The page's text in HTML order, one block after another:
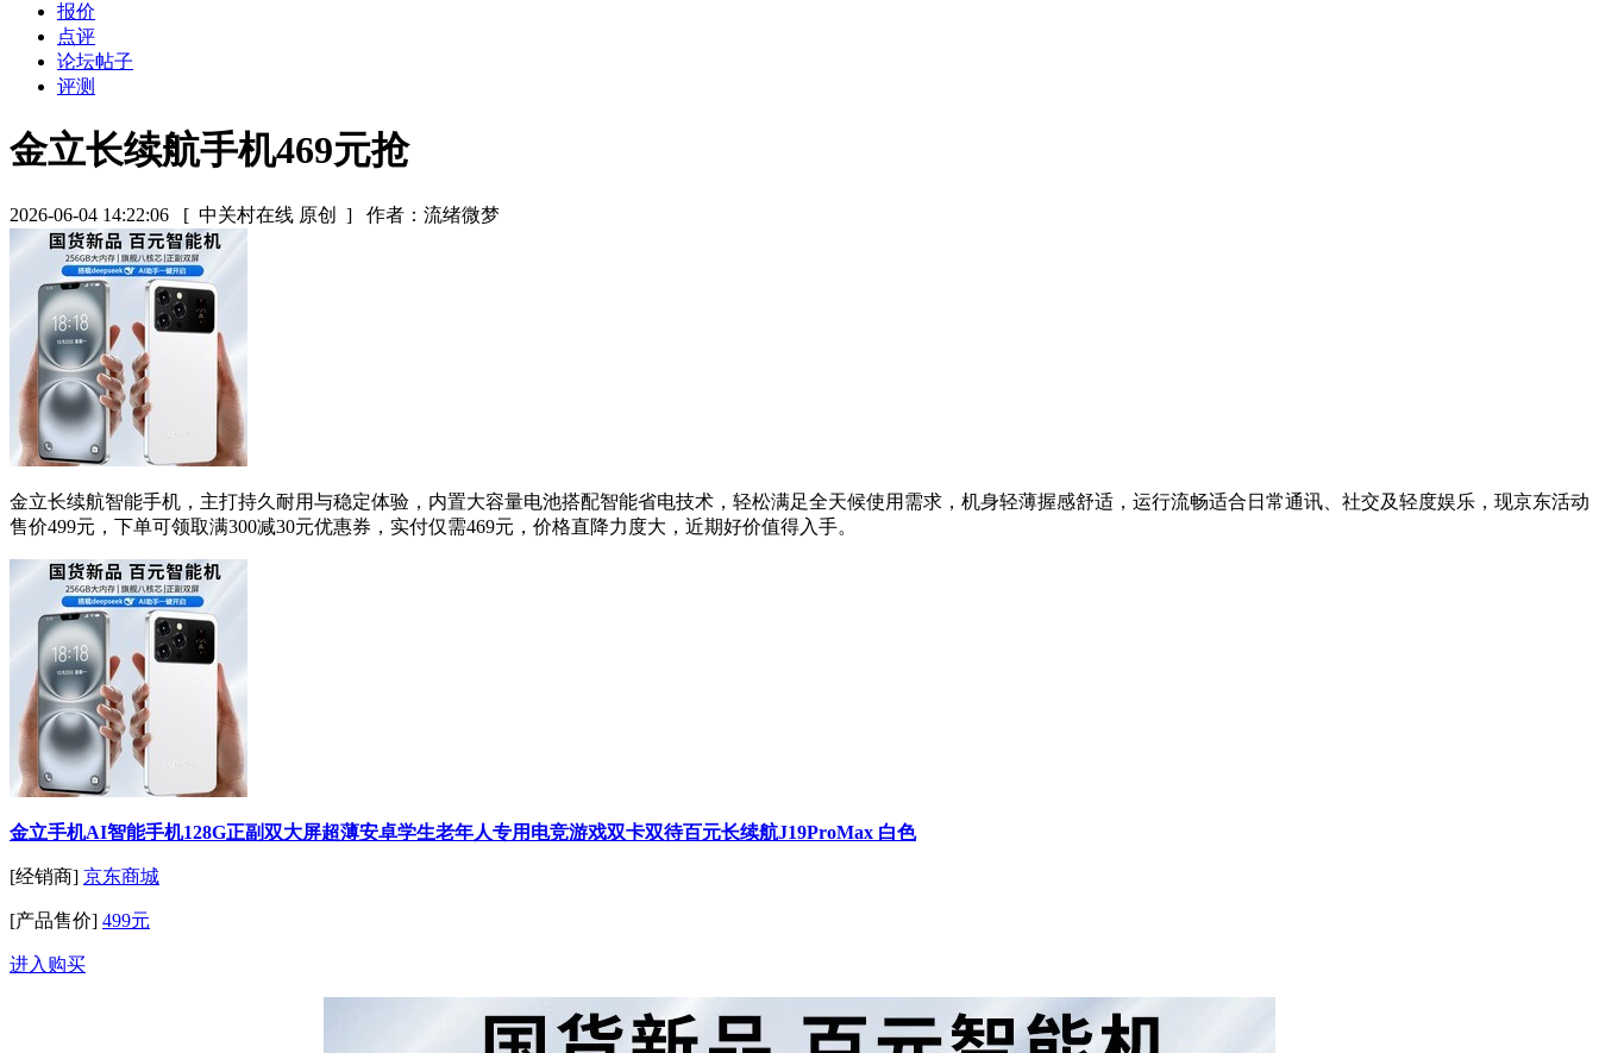
报价
点评
论坛帖子
评测
金立长续航手机469元抢
2026-06-04 14:22:06 [ 中关村在线 原创 ] 作者：流绪微梦
金立长续航智能手机，主打持久耐用与稳定体验，内置大容量电池搭配智能省电技术，轻松满足全天候使用需求，机身轻薄握感舒适，运行流畅适合日常通讯、社交及轻度娱乐，现京东活动
售价499元，下单可领取满300减30元优惠券，实付仅需469元，价格直降力度大，近期好价值得入手。
金立手机AI智能手机128G正副双大屏超薄安卓学生老年人专用电竞游戏双卡双待百元长续航J19ProMax 白色
[经销商] 京东商城
[产品售价] 499元
进入购买